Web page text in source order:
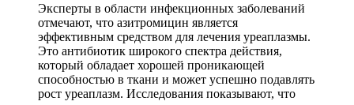
Эксперты в области инфекционных заболеваний
отмечают, что азитромицин является
эффективным средством для лечения уреаплазмы.
Это антибиотик широкого спектра действия,
который обладает хорошей проникающей
способностью в ткани и может успешно подавлять
рост уреаплазм. Исследования показывают, что